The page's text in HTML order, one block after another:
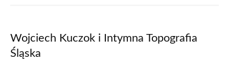
Wojciech Kuczok i Intymna Topografia
Śląska